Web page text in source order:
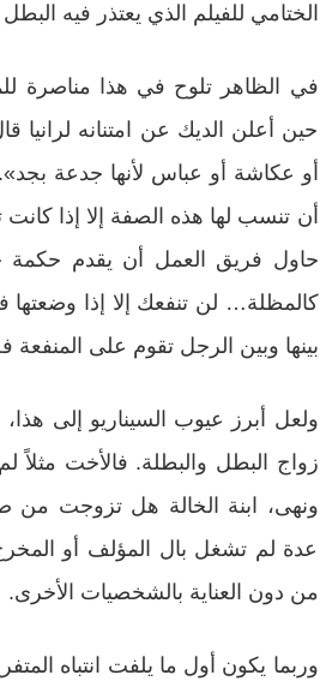
الختامي للفيلم الذي يعتذر فيه
في الظاهر تلوح في هذا مناصرة
حين أعلن الديك عن امتنانه
أو عكاشة أو عباس لأنها جدعة
أن تنسب لها هذه الصفة إلا إذا
حاول فريق العمل أن يقدم حكمة
كالمظلة… لن تنفعك إلا إذا
بينها وبين الرجل تقوم على
ولعل أبرز عيوب السيناريو إلى هذا،
زواج البطل والبطلة. فالأخت مثلاً
ونهى، ابنة الخالة هل تزوجت من
عدة لم تشغل بال المؤلف أو
من دون العناية بالشخصيات الأخرى.
وربما يكون أول ما يلفت انتباه